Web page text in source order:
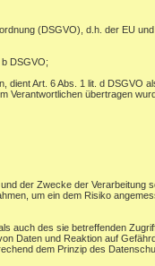
(DSGVO), d.h. der EU und
DSGVO;
Art. 6 Abs. 1 lit. d DSGVO
Verantwortlichen übertragen
der Zwecke der Verarbeitung
um ein dem Risiko
auch des sie betreffenden
Daten und Reaktion auf
dem Prinzip des